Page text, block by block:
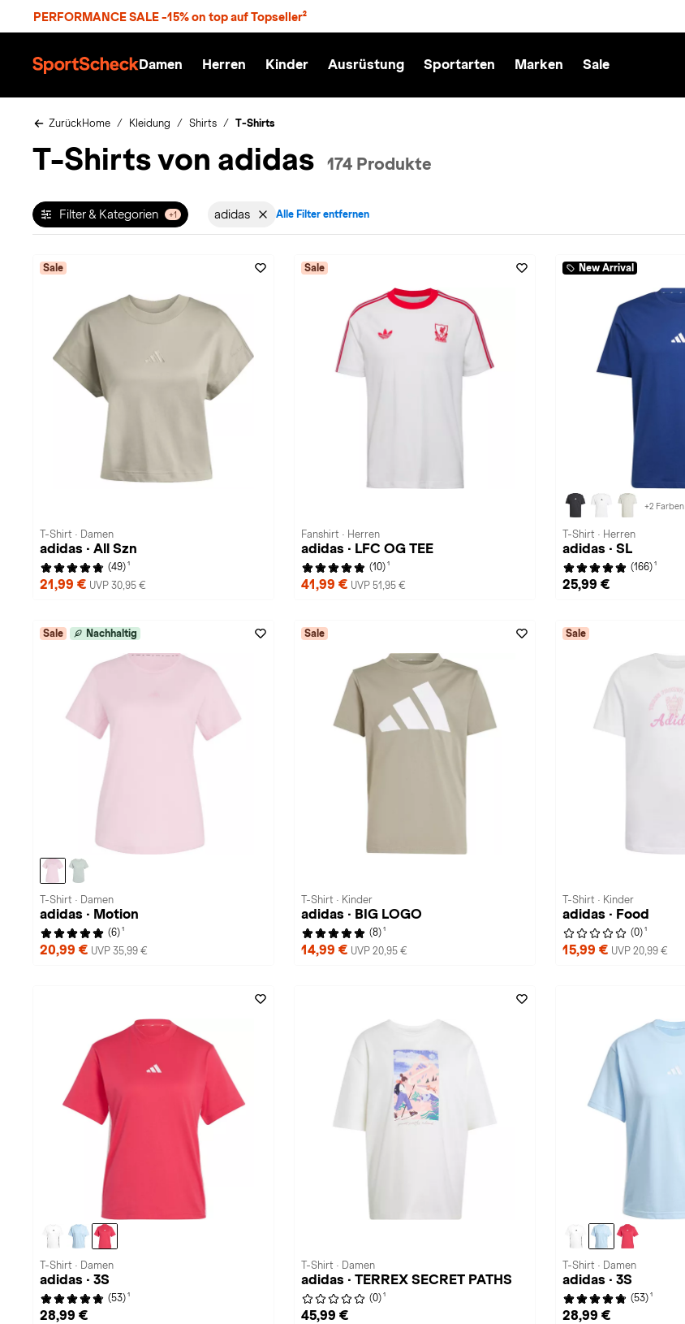
PERFORMANCE SALE -15% on top auf Topseller²
S
c
k
Damen Herren Kinder Ausrüstung Sportarten Marken Sale
ZurückHome Kleidung Shirts T-Shirts
T-Shirts von adidas 174 Produkte
Filter & Kategorien +1 adidasFilter aktiv für Marke: adidas entfernen
Alle Filter entfernen
Sale
T-Shirt · Damen
adidas · All Szn
(49) 1
21,99 € UVP 30,95 €
Sale
Fanshirt · Herren
adidas · LFC OG TEE
(10) 1
41,99 € UVP 51,95 €
New Arrival
+2 Farben
T-Shirt · Herren
adidas · SL
(166) 1
25,99 €
Sale Nachhaltig
T-Shirt · Damen
adidas · Motion
(6) 1
20,99 € UVP 35,99 €
Sale
T-Shirt · Kinder
adidas · BIG LOGO
(8) 1
14,99 € UVP 20,95 €
Sale
T-Shirt · Kinder
adidas · Food
(0) 1
15,99 € UVP 20,99 €
T-Shirt · Damen
adidas · 3S
(53) 1
28,99 €
T-Shirt · Damen
adidas · TERREX SECRET PATHS
(0) 1
45,99 €
T-Shirt · Damen
adidas · 3S
(53) 1
28,99 €